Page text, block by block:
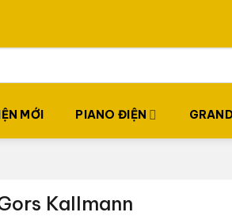
MỚI PIANO ĐIỆN
Kallmann